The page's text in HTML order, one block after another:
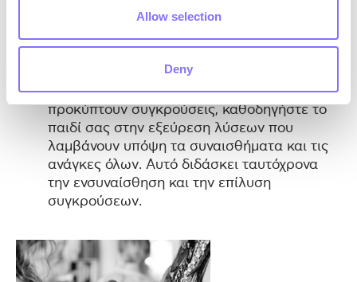
Allow selection
Deny
εκφράσει ανοιχτά τα συναισθήματά του.
ενθαρρύνετέ τα να κάνουν το ίδιο και για
Επιλύστε ειρηνικά τις συγκρούσεις:Όταν
προκύπτουν συγκρούσεις, καθοδηγήστε το
παιδί σας στην εξεύρεση λύσεων που
λαμβάνουν υπόψη τα συναισθήματα και τις
ανάγκες όλων. Αυτό διδάσκει ταυτόχρονα
την ενσυναίσθηση και την επίλυση
συγκρούσεων.